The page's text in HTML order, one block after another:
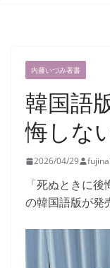
内藤いづみ著書
韓国語
悔しな
2026/04/29
「死ぬときに
の韓国語版が発